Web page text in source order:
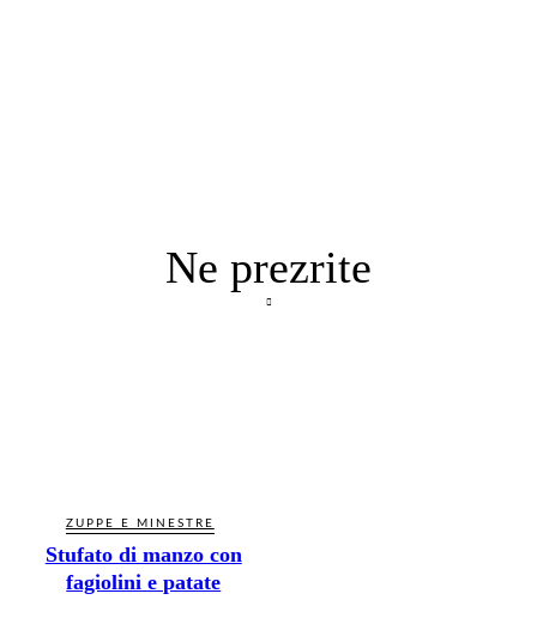
Ne prezrite
ZUPPE E MINESTRE
Stufato di manzo con
fagiolini e patate